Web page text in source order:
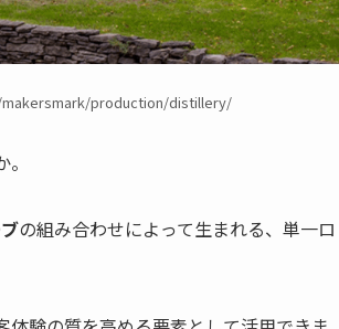
makersmark/production/distillery/
の組み合わせによって生まれる、単一ロ